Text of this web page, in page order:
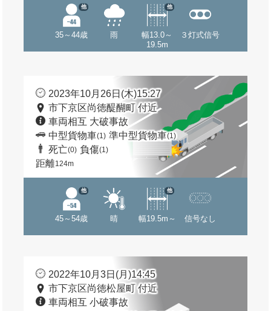
35～44歳
他
雨
幅13.0～
19.5m
他
３灯式信号
2023年10月26日(木)15:27
市下京区尚徳醍醐町 付近
車両相互 大破事故
中型貨物車(1) 準中型貨物車(1)
死亡(0) 負傷(1)
距離124m
45～54歳
他
晴 幅19.5m～
他
信号なし
2022年10月3日(月)14:45
市下京区尚徳松屋町 付近
車両相互 小破事故